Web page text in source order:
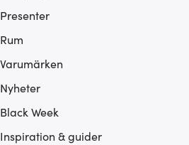
Presenter
Rum
Varumärken
Nyheter
Black Week
Inspiration & guider